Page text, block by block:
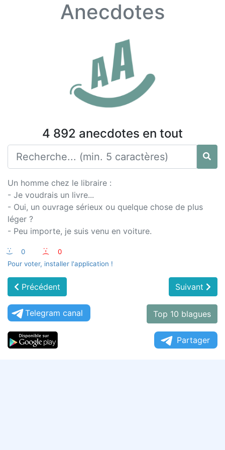
Anecdotes
4 892 anecdotes en tout
Un homme chez le libraire :
- Je voudrais un livre...
- Oui, un ouvrage sérieux ou quelque chose de plus
léger ?
- Peu importe, je suis venu en voiture.
:-) 0 :-(
0
Pour voter, installer l'application !
Précédent Suivant
Telegram canal Top 10 blagues
Partager